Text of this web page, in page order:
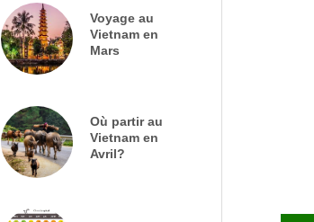
Voyage au
Vietnam en
Mars
Où partir au
Vietnam en
Avril?